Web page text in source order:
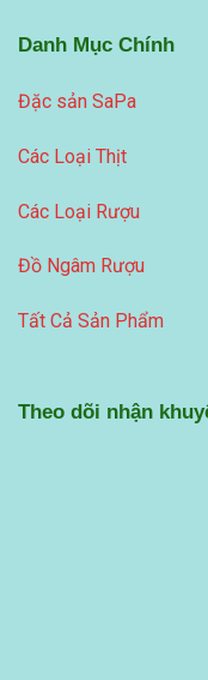
Danh Mục Chính
Đặc sản SaPa
Các Loại Thịt
Các Loại Rượu
Đồ Ngâm Rượu
Tất Cả Sản Phẩm
Theo dõi nhận